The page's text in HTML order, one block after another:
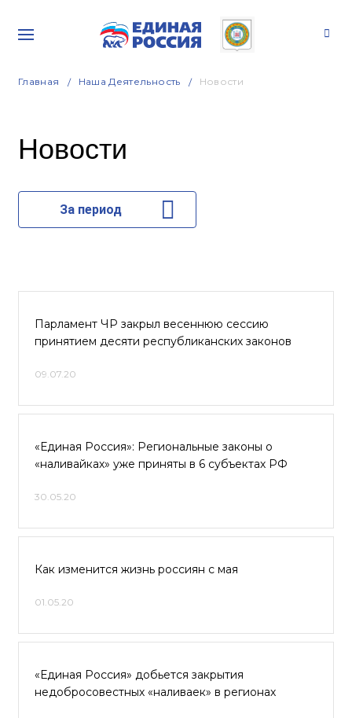
Главная Наша Деятельность Новости
Новости
За период
Парламент ЧР закрыл весеннюю сессию
принятием десяти республиканских законов
09.07.20
«Единая Россия»: Региональные законы о
«наливайках» уже приняты в 6 субъектах РФ
30.05.20
Как изменится жизнь россиян с мая
01.05.20
«Единая Россия» добьется закрытия
недобросовестных «наливаек» в регионах